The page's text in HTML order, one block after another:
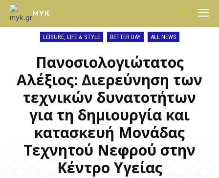
MYK
LEISURE, LIFE & STYLE BETTER DAY ALL NEWS
Πανοσιολογιώτατος
Αλέξιος: Διερεύνηση των
τεχνικών δυνατοτήτων
για τη δημιουργία και
κατασκευή Μονάδας
Τεχνητού Νεφρού στην
Κέντρο Υγείας